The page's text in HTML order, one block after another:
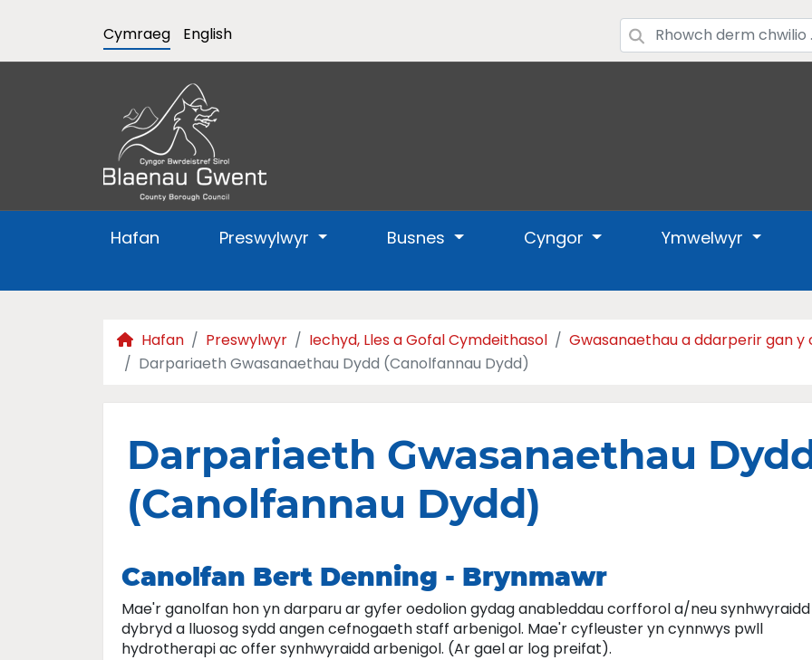
Cymraeg English
Hafan Preswylwyr Busnes Cyngor Ymwelwyr
Hafan Preswylwyr Iechyd, Lles a Gofal Cymdeithasol
Gwasanaethau a ddarperir gan y
Darpariaeth Gwasanaethau Dydd (Canolfannau Dydd)
Darpariaeth Gwasanaethau
(Canolfannau Dydd)
Canolfan Bert Denning - Brynmawr
Mae'r ganolfan hon yn darparu ar gyfer oedolion gydag anableddau corfforol a/neu synhwyraidd
dybryd a lluosog sydd angen cefnogaeth staff arbenigol. Mae'r cyfleuster yn cynnwys pwll
hydrotherapi ac offer synhwyraidd arbenigol. (Ar gael ar log preifat).